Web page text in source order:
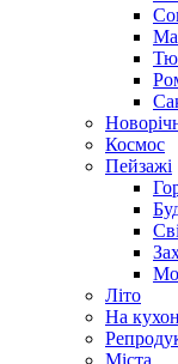
Космос
Пейзажі
Літо
На
Міста